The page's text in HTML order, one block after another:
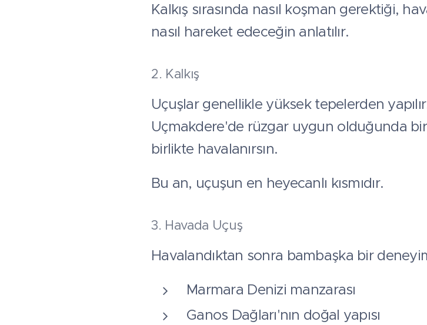
Kalkış sırasında nasıl koşman gerektiği,
nasıl hareket edeceğin anlatılır.
2. Kalkış
Uçuşlar genellikle yüksek tepelerden
Uçmakdere'de rüzgar uygun olduğunda
birlikte havalanırsın.
Bu an, uçuşun en heyecanlı kısmıdır.
3. Havada Uçuş
Havalandıktan sonra bambaşka bir
Marmara Denizi manzarası
Ganos Dağları'nın doğal yapısı